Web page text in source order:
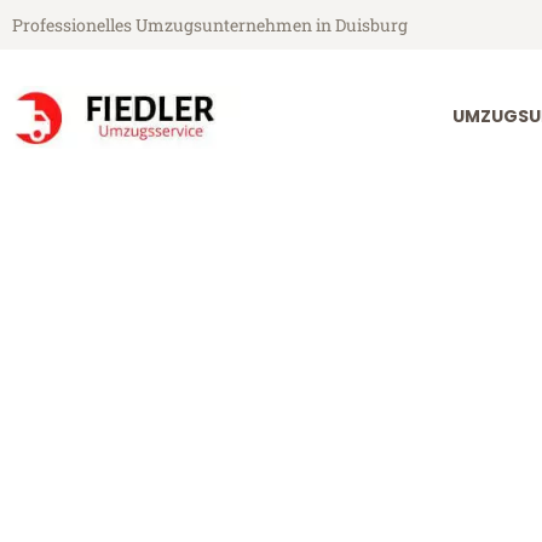
Professionelles Umzugsunternehmen in Duisburg